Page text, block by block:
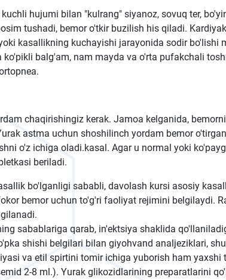
hujumi bilan "kulrang" siyanoz, sovuq ter,
tushadi, bemor o'tkir buzilish his qiladi.
kasallikning kuchayishi jarayonida sodir bo'lishi
balg'am, nam mayda va o'rta pufakchali
chaqirishingiz kerak. Jamoa kelganida,
astma uchun shoshilinch yordam bemor
o'z ichiga oladi.kasal. Agar u normal yoki
beriladi.
bo'lganligi sababli, davolash kursi asosiy
bemor uchun to'g'ri faoliyat rejimini belgilaydi.
sabablariga qarab, in'ektsiya shaklida
shishi belgilari bilan giyohvand analjeziklari,
va etil spirtini tomir ichiga yuborish ham yaxshi
2-8 ml.). Yurak glikozidlarining preparatlarini